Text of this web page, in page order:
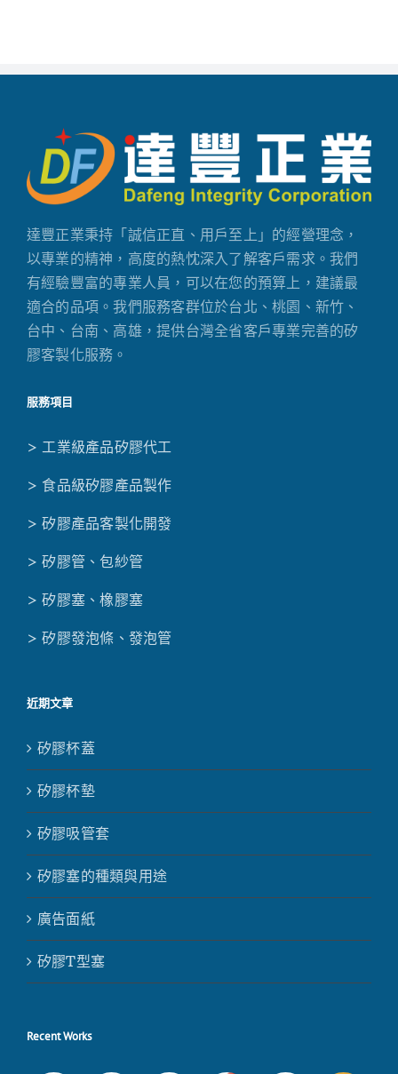
達豐正業秉持「誠信正直、用戶至上」的經營理念，
以專業的精神，高度的熱忱深入了解客戶需求。我們
有經驗豐富的專業人員，可以在您的預算上，建議最
適合的品項。我們服務客群位於台北、桃園、新竹、
台中、台南、高雄，提供台灣全省客戶專業完善的矽
膠客製化服務。
服務項目
> 工業級產品矽膠代工
> 食品級矽膠產品製作
> 矽膠產品客製化開發
> 矽膠管、包紗管
> 矽膠塞、橡膠塞
> 矽膠發泡條、發泡管
近期文章
矽膠杯蓋
矽膠杯墊
矽膠吸管套
矽膠塞的種類與用途
廣告面紙
矽膠T型塞
Recent Works